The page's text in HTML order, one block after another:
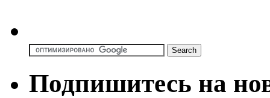
Подпишитесь на